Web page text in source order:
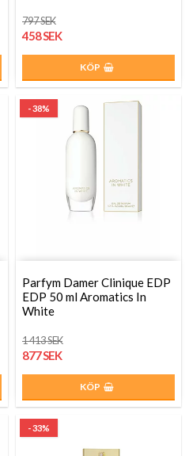
797 SEK
458 SEK
KÖP
- 38%
Parfym Damer Clinique EDP
EDP 50 ml Aromatics In
White
1 413 SEK
877 SEK
KÖP
- 33%